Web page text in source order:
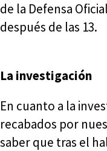
de la Defensa
después de las 13.
La investigación
En cuanto a la
recabados por
saber que tras el